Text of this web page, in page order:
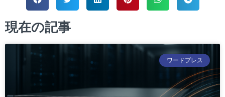
現在の記事
ワードプレス